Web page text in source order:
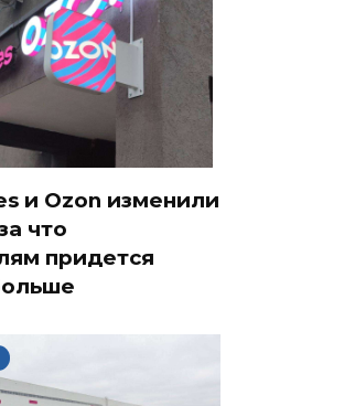
и Ozon изменили
что
придется